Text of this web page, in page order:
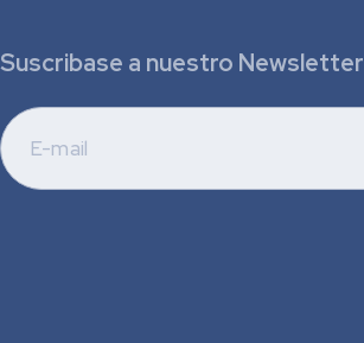
Suscribase a nuestro Newsletter